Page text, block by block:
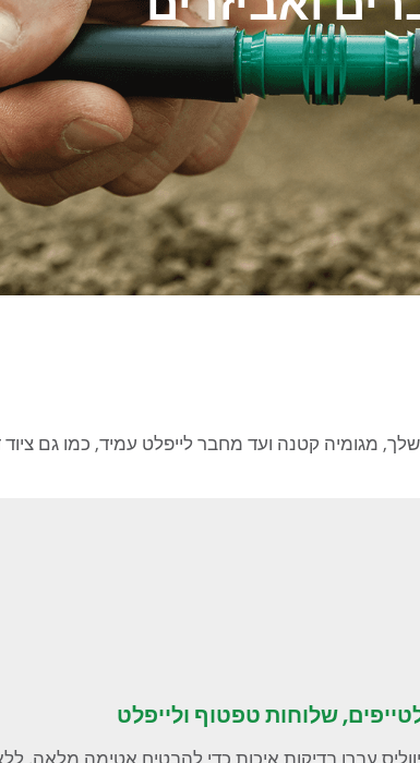
מגומיה קטנה ועד מחבר לייפלט עמיד, כמו גם ציוד
שלוחות טפטוף ולייפלט
עברו בדיקות איכות כדי להבטיח אטימה מלאה,